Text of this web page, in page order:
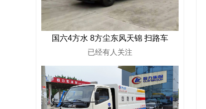
国六4方水 8方尘东风天锦 扫路车
已经有人关注